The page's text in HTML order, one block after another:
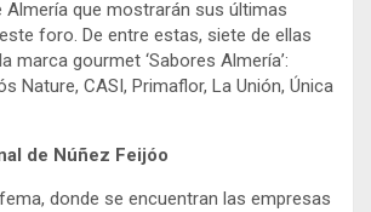
Almería que mostrarán sus últimas
foro. De entre estas, siete de ellas
marca gourmet ‘Sabores Almería’:
Nature, CASI, Primaflor, La Unión, Única
de Núñez Feijóo
donde se encuentran las empresas